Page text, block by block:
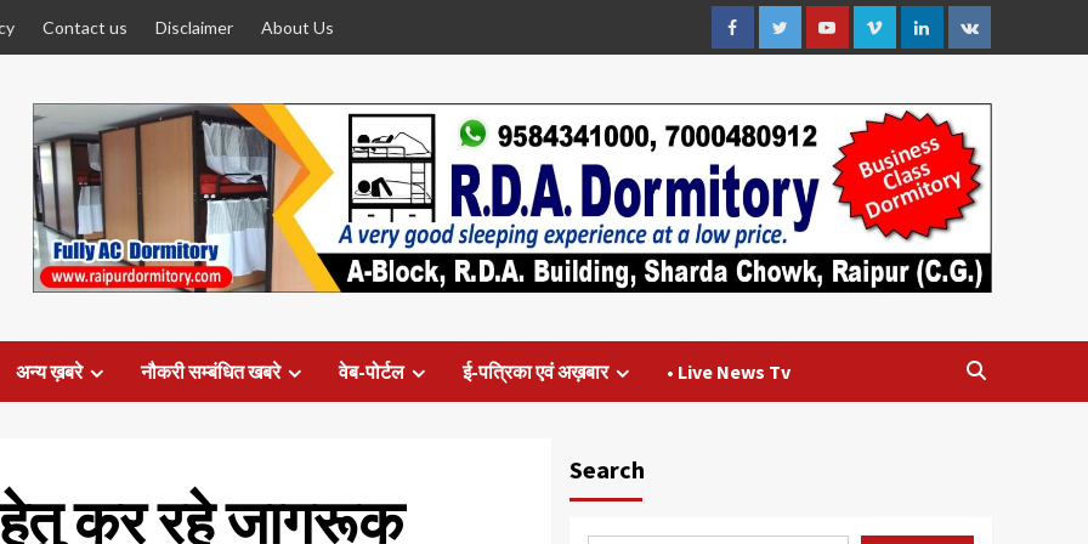
Contact us Disclaimer About Us
FacebookTwitterYoutubeVimeoLinkedin
VK
अन्य ख़बरे नौकरी सम्बंधित खबरे वेब-पोर्टल ई-पत्रिका एवं अख़बार • Live News Tv
हेतु कर रहे जागरूक
Search